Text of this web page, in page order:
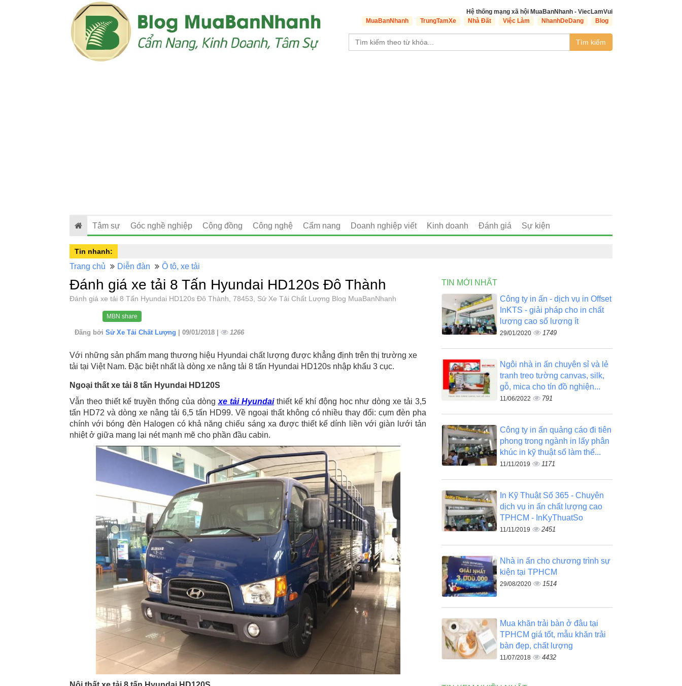
Hệ thống mạng xã hội MuaBanNhanh - ViecLamVui
MuaBanNhanh
TrungTamXe Nhà Đất Việc Làm NhanhDeDang Blog
Tìm kiếm
Tâm sự Góc nghề nghiệp Cộng đồng Công nghệ Cẩm nang Doanh nghiệp viết Kinh doanh Đánh giá Sự kiện
Tin nhanh:
Trang chủ Diễn đàn Ô tô, xe tải
Đánh giá xe tải 8 Tấn Hyundai HD120s Đô Thành
Đánh giá xe tải 8 Tấn Hyundai HD120s Đô Thành, 78453, Sử Xe Tải Chất Lượng Blog MuaBanNhanh
MBN share
Đăng bởi Sử Xe Tải Chất Lượng | 09/01/2018 | 1266
Với những sản phẩm mang thương hiệu Hyundai chất lượng được khẳng định trên thị trường xe
tải tại Việt Nam. Đặc biệt nhất là dòng xe nâng tải 8 tấn Hyundai HD120s nhập khẩu 3 cục.
Ngoại thất xe tải 8 tấn Hyundai HD120S
Vẫn theo thiết kế truyền thống của dòng xe tải Hyundaithiết kế khí động học như dòng xe tải 3,5
tấn HD72 và dòng xe nâng tải 6,5 tấn HD99. Về ngoại thất không có nhiều thay đổi: cụm đèn pha
chính với bóng đèn Halogen có khả năng chiếu sáng xa được thiết kế dính liền với giàn lưới tản
nhiệt ở giữa mang lại nét mạnh mẽ cho phần đầu cabin.
TIN MỚI NHẤT
Công ty in ấn - dịch vụ in Offset
InKTS - giải pháp cho in chất
lượng cao số lượng ít
29/01/2020 1749
Ngôi nhà in ấn chuyên sỉ và lẻ
tranh treo tường canvas, silk,
gỗ, mica cho tín đồ nghiện...
11/06/2022 791
Công ty in ấn quảng cáo đi tiên
phong trong ngành in lấy phân
khúc in kỹ thuật số làm thế...
11/11/2019 1171
In Kỹ Thuật Số 365 - Chuyên
dịch vụ in ấn chất lượng cao
TPHCM - InKyThuatSo
11/11/2019 2451
Nhà in ấn cho chương trình sự
kiện tại TPHCM
29/08/2020 1514
Mua khăn trải bàn ở đâu tại
TPHCM giá tốt, mẫu khăn trải
bàn đẹp, chất lượng
11/07/2018 4432